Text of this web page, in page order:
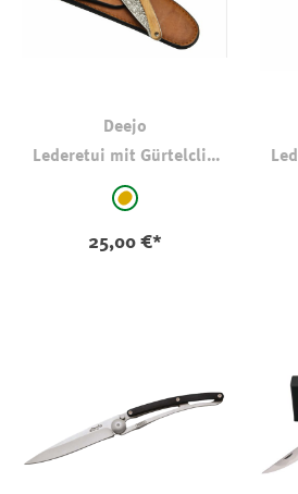
Deejo
Lederetui mit Gürtelclip
auswählen
hellbraun-camel
25,00 €*